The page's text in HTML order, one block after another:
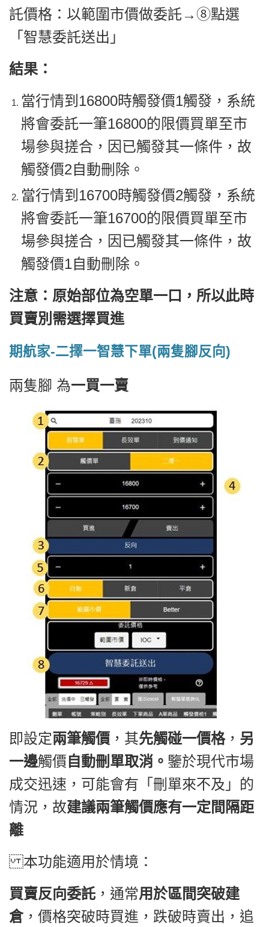
託價格：以範圍市價做委託→⑧點選
「智慧委託送出」
結果：
當行情到16800時觸發價1觸發，系統
將會委託一筆16800的限價買單至市
場參與搓合，因已觸發其一條件，故
觸發價2自動刪除。
當行情到16700時觸發價2觸發，系統
將會委託一筆16700的限價買單至市
場參與搓合，因已觸發其一條件，故
觸發價1自動刪除。
注意：原始部位為空單一口，所以此時
買賣別需選擇買進
期航家-二擇一智慧下單(兩隻腳反向)
兩隻腳 為一買一賣
即設定兩筆觸價 ，其先觸碰一價格， 另
一邊觸價自動刪單取消。 鑒於現代市場
成交迅速，可能會有「 刪單來不及」的
情況，故建議兩筆觸價應有一定間隔距
離
本功能適用於情境：
買賣反向委託 ，通常用於區間突破建
倉，價格突破時買進，跌破時賣出，追